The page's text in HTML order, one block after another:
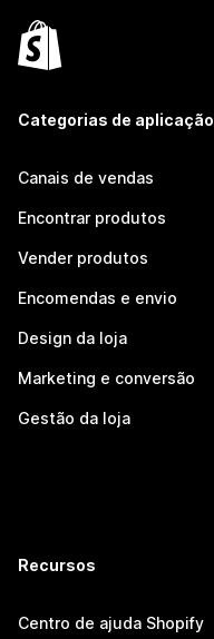
Categorias de aplicação
Canais de vendas
Encontrar produtos
Vender produtos
Encomendas e envio
Design da loja
Marketing e conversão
Gestão da loja
Recursos
Centro de ajuda Shopify